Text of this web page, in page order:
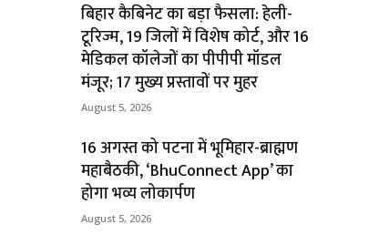
बिहार कैबिनेट का बड़ा फैसला: हेली-
टूरिज्म, 19 जिलों में विशेष कोर्ट, और 16
मेडिकल कॉलेजों का पीपीपी मॉडल
मंजूर; 17 मुख्य प्रस्तावों पर मुहर
August 5, 2026
16 अगस्त को पटना में भूमिहार-ब्राह्मण
महाबैठकी, ‘BhuConnect App’ का
होगा भव्य लोकार्पण
August 5, 2026